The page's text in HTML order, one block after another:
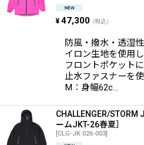
¥ 47,300 (税込)
防風・撥水・透湿
イロン生地を使用し
フロントポケット
止水ファスナーを
M：身幅62c…
CHALLENGER/STORM
ームJKT-26春夏］
[CLG-JK 026-003]